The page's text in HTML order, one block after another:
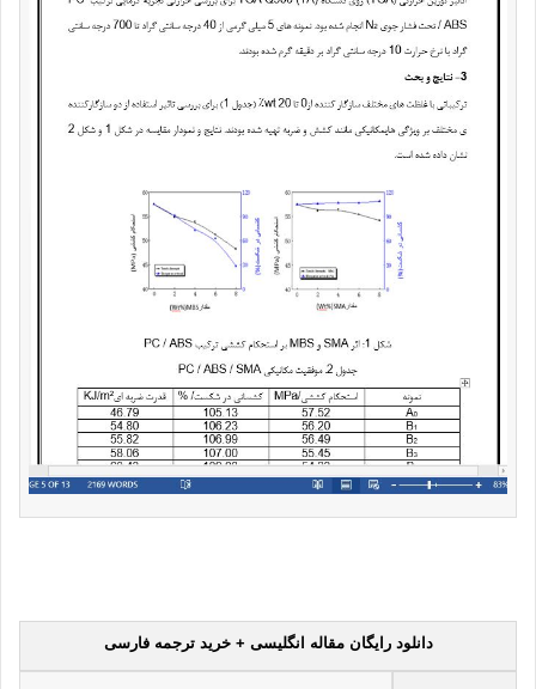
دانلود رایگان مقاله انگلیسی + خرید ترجمه فارسی